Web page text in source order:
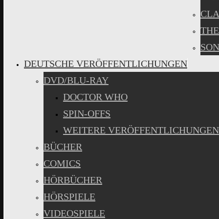
DEUTSCHE VERÖFFENTLICHUNGEN
DVD/BLU-RAY
DOCTOR WHO
SPIN-OFFS
WEITERE VERÖFFENTLICHUNGEN
BÜCHER
COMICS
HÖRBÜCHER
HÖRSPIELE
VIDEOSPIELE